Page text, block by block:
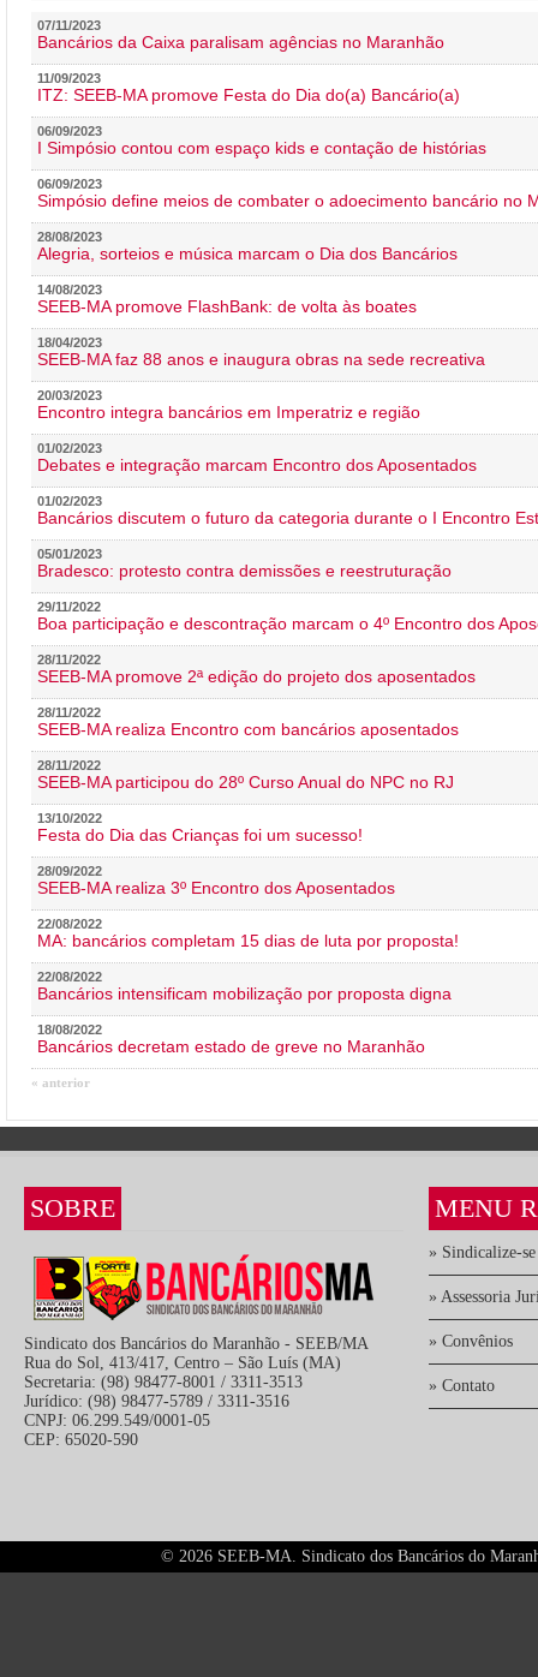
07/11/2023
Bancários da Caixa paralisam agências no Maranhão
11/09/2023
ITZ: SEEB-MA promove Festa do Dia do(a) Bancário(a)
06/09/2023
I Simpósio contou com espaço kids e contação de histórias
06/09/2023
Simpósio define meios de combater o adoecimento bancário no
28/08/2023
Alegria, sorteios e música marcam o Dia dos Bancários
14/08/2023
SEEB-MA promove FlashBank: de volta às boates
18/04/2023
SEEB-MA faz 88 anos e inaugura obras na sede recreativa
20/03/2023
Encontro integra bancários em Imperatriz e região
01/02/2023
Debates e integração marcam Encontro dos Aposentados
01/02/2023
Bancários discutem o futuro da categoria durante o I Encontro
05/01/2023
Bradesco: protesto contra demissões e reestruturação
29/11/2022
Boa participação e descontração marcam o 4º Encontro dos
28/11/2022
SEEB-MA promove 2ª edição do projeto dos aposentados
28/11/2022
SEEB-MA realiza Encontro com bancários aposentados
28/11/2022
SEEB-MA participou do 28º Curso Anual do NPC no RJ
13/10/2022
Festa do Dia das Crianças foi um sucesso!
28/09/2022
SEEB-MA realiza 3º Encontro dos Aposentados
22/08/2022
MA: bancários completam 15 dias de luta por proposta!
22/08/2022
Bancários intensificam mobilização por proposta digna
18/08/2022
Bancários decretam estado de greve no Maranhão
« anterior
SOBRE
Sindicato dos Bancários do Maranhão - SEEB/MA
Rua do Sol, 413/417, Centro – São Luís (MA)
Secretaria: (98) 98477-8001 / 3311-3513
Jurídico: (98) 98477-5789 / 3311-3516
CNPJ: 06.299.549/0001-05
CEP: 65020-590
MENU
» Sindicalize-se
» Assessoria
» Convênios
» Contato
© 2026 SEEB-MA. Sindicato dos Bancários do